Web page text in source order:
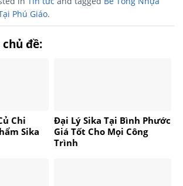
Phú Giáo.
đề:
Chi
Sika
Đại Lý Sika Tại Bình Phước
Giá Tốt Cho Mọi Công
Trình